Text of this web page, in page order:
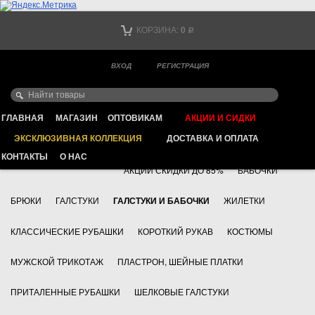
КОРЗИНА: 0 Р
ВХОД РЕГИСТРАЦИЯ
ГЛАВНАЯ МАГАЗИН ОПТОВИКАМ
АКЦИИ И СИДКИ
ЭКСКЛЮЗИВНАЯ КОЛЛЕКЦИЯ
ДОСТАВКА И ОПЛАТА
КОНТАКТЫ
О НАС
Ваш город -
ИНТЕРНЕТ МАГАЗИН КЛАССИЧЕСКОЙ МУЖСКОЙ ОДЕЖДЫ
+7 495 783 69 17 АКСЕССУАРЫ
АКЦИИ СКИДКИ ДО 85% БАБОЧКИ
БРЮКИ ГАЛСТУКИ ГАЛСТУКИ И БАБОЧКИ ЖИЛЕТКИ
КЛАССИЧЕСКИЕ РУБАШКИ КОРОТКИЙ РУКАВ КОСТЮМЫ
МУЖСКОЙ ТРИКОТАЖ ПЛАСТРОН, ШЕЙНЫЕ ПЛАТКИ
ПРИТАЛЕННЫЕ РУБАШКИ ШЕЛКОВЫЕ ГАЛСТУКИ